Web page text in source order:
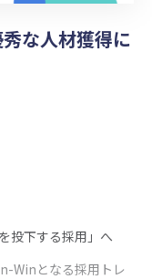
な人材獲得に
投下する採用」へ
Winとなる採用トレ